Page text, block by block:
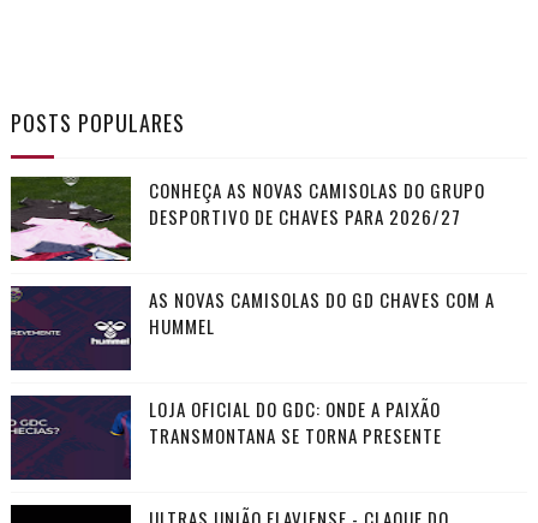
POSTS POPULARES
CONHEÇA AS NOVAS CAMISOLAS DO GRUPO
DESPORTIVO DE CHAVES PARA 2026/27
AS NOVAS CAMISOLAS DO GD CHAVES COM A
HUMMEL
LOJA OFICIAL DO GDC: ONDE A PAIXÃO
TRANSMONTANA SE TORNA PRESENTE